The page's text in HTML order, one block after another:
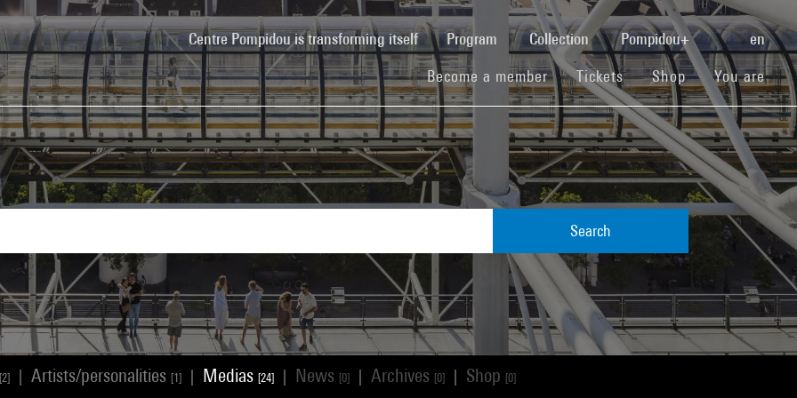
Centre Pompidou is transforming itself(current)Program Collection Pompidou+ en
Become a member(current)
Tickets(current)
Shop(current)You are
Search
[2] Artists/personalities [1] Medias [24] News [0] Archives [0] Shop [0]